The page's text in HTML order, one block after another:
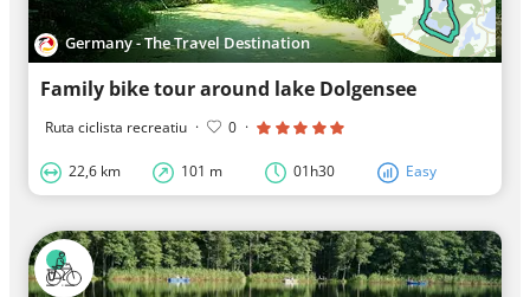
Germany - The Travel Destination
Family bike tour around lake Dolgensee
Ruta ciclista recreatiu · 0 ·
22,6 km 101 m 01h30 Easy